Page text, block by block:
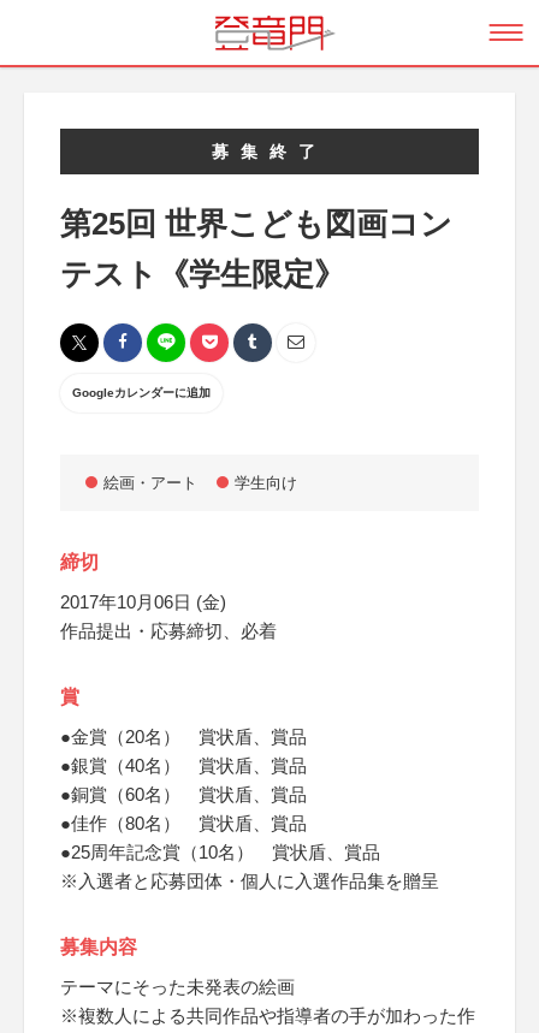
募集終了
第25回 世界こども図画コン
テスト《学生限定》
Googleカレンダーに追加
絵画・アート 学生向け
締切
2017年10月06日 (金)
作品提出・応募締切、必着
賞
●金賞（20名） 賞状盾、賞品
●銀賞（40名） 賞状盾、賞品
●銅賞（60名） 賞状盾、賞品
●佳作（80名） 賞状盾、賞品
●25周年記念賞（10名） 賞状盾、賞品
※入選者と応募団体・個人に入選作品集を贈呈
募集内容
テーマにそった未発表の絵画
※複数人による共同作品や指導者の手が加わった作